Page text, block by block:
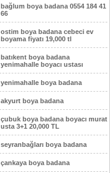
bağlum boya badana 0554 184 41
66
ostim boya badana cebeci ev
boyama fiyatı 19,000 tl
batıkent boya badana
yenimahalle boyacı ustası
yenimahalle boya badana
akyurt boya badana
çubuk boya badana boyacı murat
usta 3+1 20,000 TL
seyranbağları boya badana
çankaya boya badana